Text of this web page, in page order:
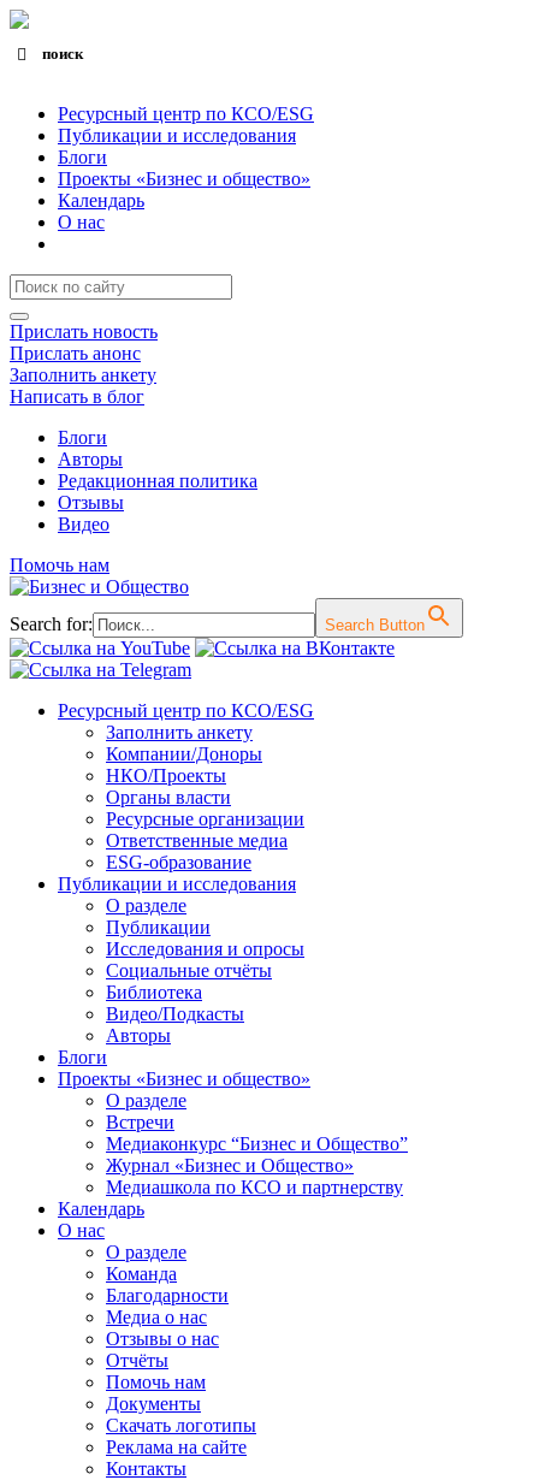
поиск
Ресурсный центр по КСО/ESG
Публикации и исследования
Блоги
Проекты «Бизнес и общество»
Календарь
О нас
Прислать новость
Прислать анонс
Заполнить анкету
Написать в блог
Блоги
Авторы
Редакционная политика
Отзывы
Видео
Помочь нам
Search for: Search Button
Перейти
содержимому
Ресурсный центр по КСО/ESG
Заполнить анкету
Компании/Доноры
НКО/Проекты
Органы власти
Ресурсные организации
Ответственные медиа
ESG-образование
Публикации и исследования
О разделе
Публикации
Исследования и опросы
Социальные отчёты
Библиотека
Видео/Подкасты
Авторы
Блоги
Проекты «Бизнес и общество»
О разделе
Встречи
Медиаконкурс “Бизнес и Общество”
Журнал «Бизнес и Общество»
Медиашкола по КСО и партнерству
Календарь
О нас
О разделе
Команда
Благодарности
Медиа о нас
Отзывы о нас
Отчёты
Помочь нам
Документы
Скачать логотипы
Реклама на сайте
Контакты